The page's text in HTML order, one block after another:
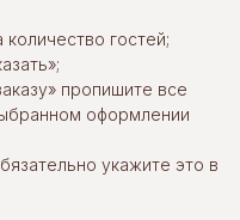
гостей;
пропишите все
оформлении
укажите это в